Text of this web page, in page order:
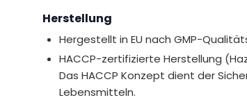
Vitamin B3
Vitamin B5
Vitamin B6
Herstellung
Hergestellt in EU nach GMP-
HACCP-zertifizierte Herstellung
Das HACCP Konzept dient der
Lebensmitteln.